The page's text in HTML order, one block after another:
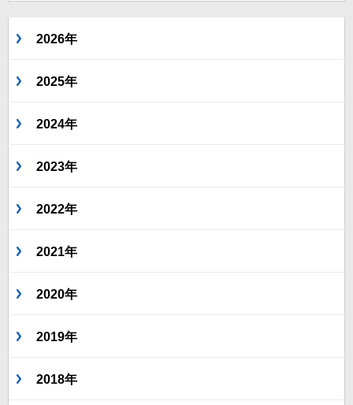
2026年
2025年
2024年
2023年
2022年
2021年
2020年
2019年
2018年